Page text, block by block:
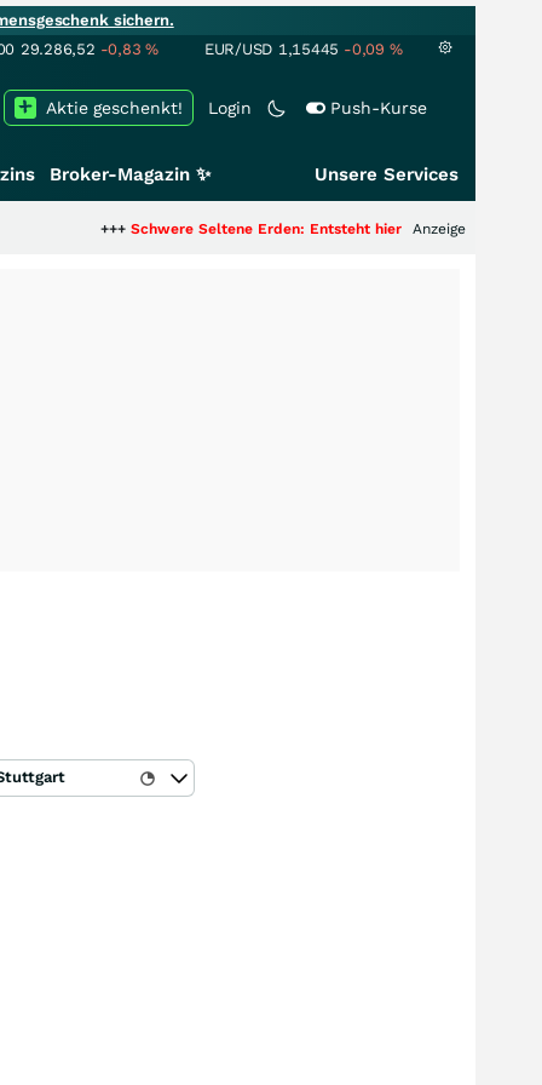
sichern.
29.286,52 -0,83% EUR/USD 1,15445 -0,09 %
Login Push-Kurse
Aktie geschenkt!
Broker-Magazin ✨ Unsere Services
Schwere Seltene Erden: Entsteht hier die nächste Milliardenstory?
Anzeige